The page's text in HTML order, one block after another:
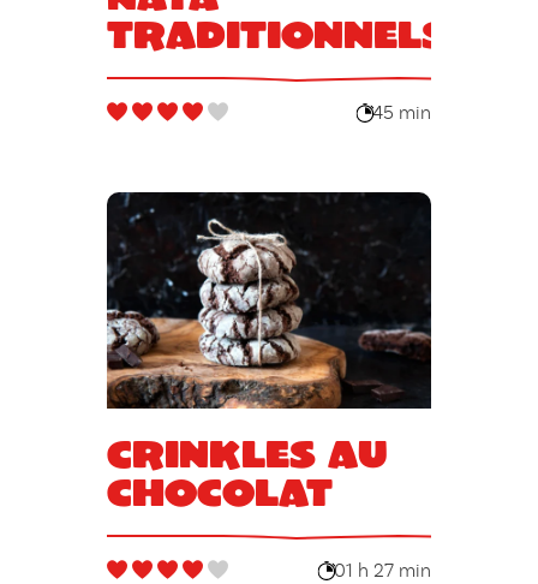
traditionnels
45 min
Crinkles au
chocolat
01 h 27 min